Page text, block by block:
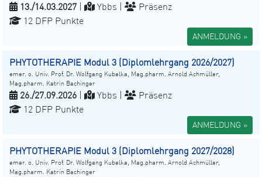
13./14.03.2027 Ybbs |
Präsenz
12 DFP Punkte
ANMELDUNG »
PHYTOTHERAPIE Modul 3 (Diplomlehrgang 2026/2027)
emer. o. Univ. Prof. Dr. Wolfgang Kubelka, Mag.pharm. Arnold Achmüller,
Mag.pharm. Katrin Bachinger
26./27.09.2026 Ybbs |
Präsenz
12 DFP Punkte
ANMELDUNG »
PHYTOTHERAPIE Modul 3 (Diplomlehrgang 2027/2028)
emer. o. Univ. Prof. Dr. Wolfgang Kubelka, Mag.pharm. Arnold Achmüller,
Mag.pharm. Katrin Bachinger